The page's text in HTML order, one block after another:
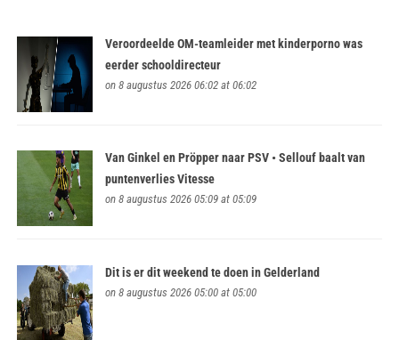
Veroordeelde OM-teamleider met kinderporno was
eerder schooldirecteur
on 8 augustus 2026 06:02 at 06:02
Van Ginkel en Pröpper naar PSV • Sellouf baalt van
puntenverlies Vitesse
on 8 augustus 2026 05:09 at 05:09
Dit is er dit weekend te doen in Gelderland
on 8 augustus 2026 05:00 at 05:00